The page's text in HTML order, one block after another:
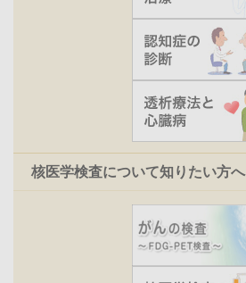
核医学検査について知りたい方へ